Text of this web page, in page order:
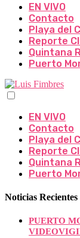
EN VIVO
Contacto
Playa del
Reporte
Quintana
Puerto
EN VIVO
Contacto
Playa del
Reporte
Quintana
Puerto
Noticias Recientes
PUERTO